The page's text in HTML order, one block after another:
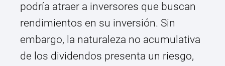
podría atraer a inversores que buscan
rendimientos en su inversión. Sin
embargo, la naturaleza no acumulativa
de los dividendos presenta un riesgo,